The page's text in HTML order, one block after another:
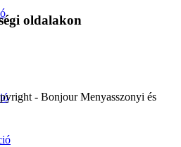
oldalakon
- Bonjour Menyasszonyi és